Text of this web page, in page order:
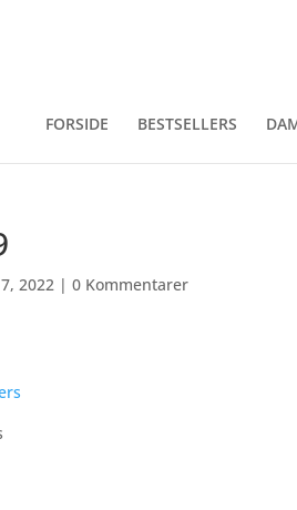
FORSIDE BESTSELLERS
2022 | 0 Kommentarer